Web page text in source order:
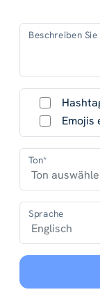
Beschreiben
Emojis
Ton*
Sprache